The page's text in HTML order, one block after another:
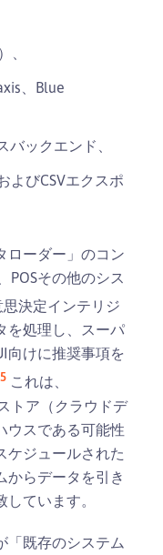
、
、Blue
バックエンド、
よびCSVエクスポ
ローダー」のコン
POSその他のシス
決定インテリジ
を処理し、スーパ
向けに推奨事項を
5 これは、
トア（クラウドデ
ウスである可能性
ケジュールされた
からデータを引き
ています。
「既存のシステム